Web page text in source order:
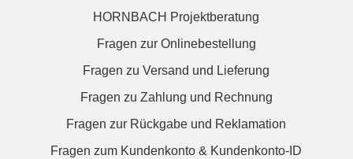
HORNBACH Projektberatung
Fragen zur Onlinebestellung
Fragen zu Versand und Lieferung
Fragen zu Zahlung und Rechnung
Fragen zur Rückgabe und Reklamation
Fragen zum Kundenkonto & Kundenkonto-ID